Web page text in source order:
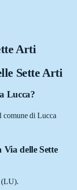
Arti
Sette Arti
Lucca?
comune di Lucca
delle Sette
(LU).